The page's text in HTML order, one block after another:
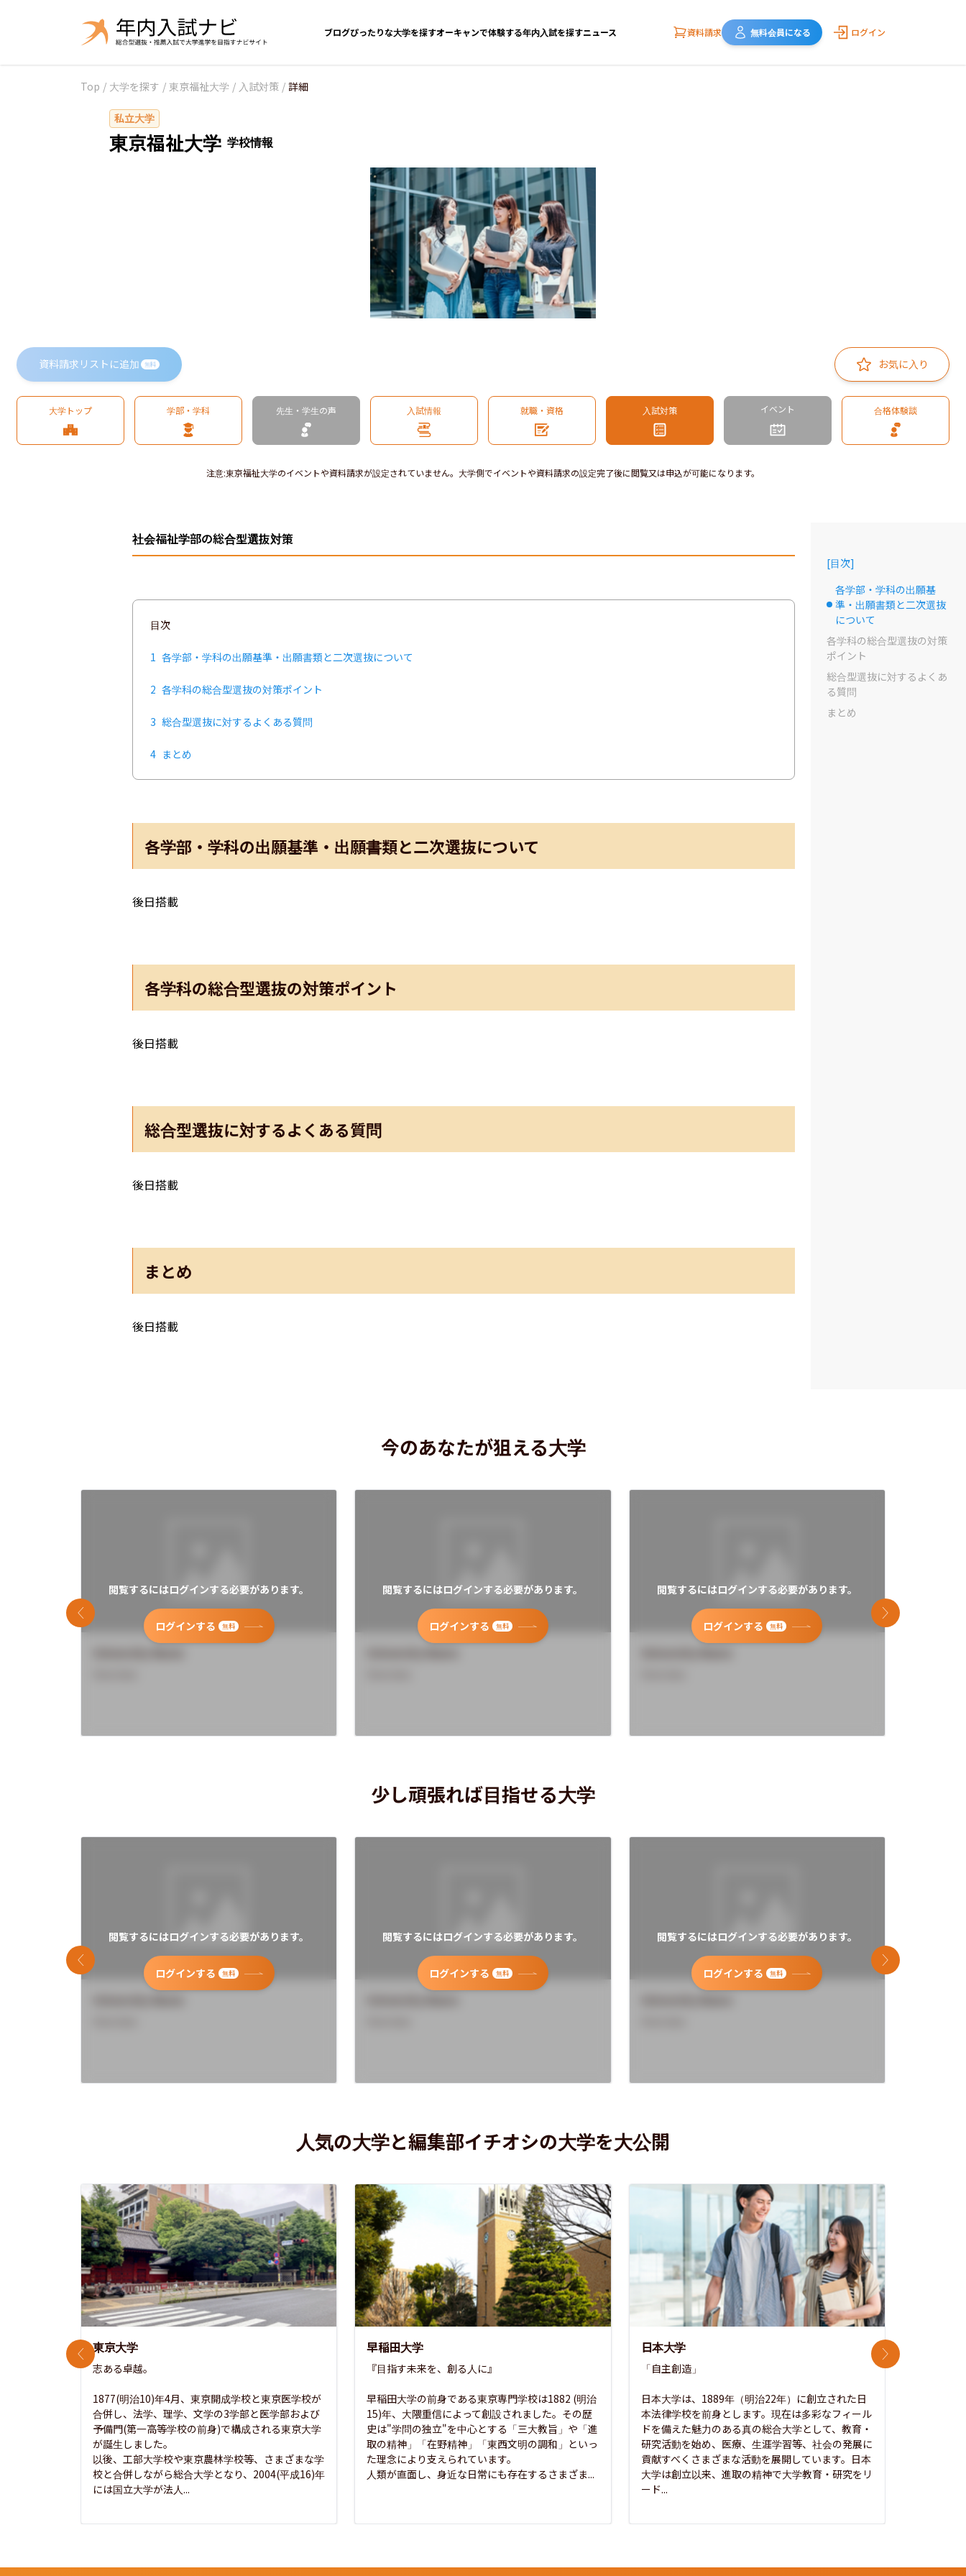
ブログぴったりな大学を探すオーキャンで体験する年内入試を探すニュース 資料請求 無料会員になる ログイン
Top / 大学を探す / 東京福祉大学 / 入試対策 / 詳細
私立大学
東京福祉大学 学校情報
資料請求リストに追加 無料 お気に入り
大学トップ 学部・学科 先生・学生の声 入試情報 就職・資格 入試対策 イベント 合格体験談
注意:東京福祉大学のイベントや資料請求が設定されていません。大学側でイベントや資料請求の設定完了後に閲覧又は申込が可能になります。
社会福祉学部の総合型選抜対策
目次
1 各学部・学科の出願基準・出願書類と二次選抜について
2 各学科の総合型選抜の対策ポイント
3 総合型選抜に対するよくある質問
4 まとめ
各学部・学科の出願基準・出願書類と二次選抜について
後日搭載
各学科の総合型選抜の対策ポイント
後日搭載
総合型選抜に対するよくある質問
後日搭載
まとめ
後日搭載
[目次]
選択中のドット
各学部・学科の出願基
準・出願書類と二次選抜
について
各学科の総合型選抜の対策
ポイント
総合型選抜に対するよくあ
る質問
まとめ
今のあなたが狙える大学
閲覧するにはログインする必要があります。
ログインする 無料
閲覧するにはログインする必要があります。
ログインする 無料
閲覧するにはログインする必要があります。
ログインする 無料
前のスライド 次のスライド
少し頑張れば目指せる大学
閲覧するにはログインする必要があります。
ログインする 無料
閲覧するにはログインする必要があります。
ログインする 無料
閲覧するにはログインする必要があります。
ログインする 無料
前のスライド 次のスライド
人気の大学と編集部イチオシの大学を大公開
東京大学
志ある卓越。
1877(明治10)年4月、東京開成学校と東京医学校が
合併し、法学、理学、文学の3学部と医学部および
予備門(第一高等学校の前身)で構成される東京大学
が誕生しました。
以後、工部大学校や東京農林学校等、さまざまな学
校と合併しながら総合大学となり、2004(平成16)年
には国立大学が法人...
早稲田大学
『目指す未来を、創る人に』
早稲田大学の前身である東京専門学校は1882 (明治
15)年、大隈重信によって創設されました。その歴
史は"学問の独立"を中心とする「三大教旨」や「進
取の精神」「在野精神」「東西文明の調和」といっ
た理念により支えられています。
人類が直面し、身近な日常にも存在するさまざま...
日本大学
「自主創造」
日本大学は、1889年（明治22年）に創立された日
本法律学校を前身とします。現在は多彩なフィール
ドを備えた魅力のある真の総合大学として、教育・
研究活動を始め、医療、生涯学習等、社会の発展に
貢献すべくさまざまな活動を展開しています。日本
大学は創立以来、進取の精神で大学教育・研究をリ
ード...
前のスライド 次のスライド